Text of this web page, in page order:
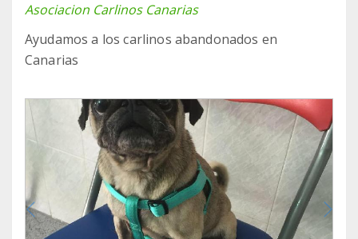
Asociacion Carlinos Canarias
Ayudamos a los carlinos abandonados en
Canarias